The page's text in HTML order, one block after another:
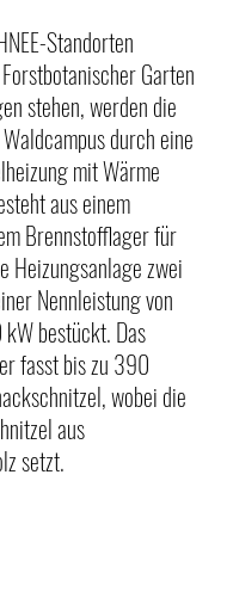
Standorten
Garten
stehen, werden die
durch eine
mit Wärme
aus einem
Brennstofflager für
Heizungsanlage zwei
Nennleistung von
bestückt. Das
fasst bis zu 390
wobei die
aus
setzt.